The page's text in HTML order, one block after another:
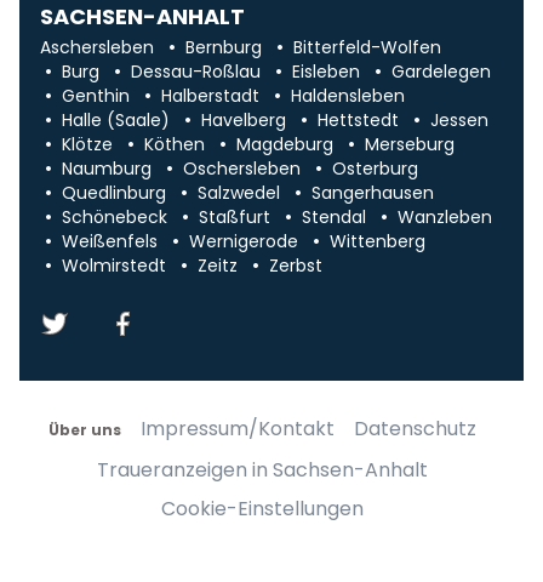
SACHSEN-ANHALT
Aschersleben Bernburg
Bitterfeld-Wolfen
Burg
Dessau-Roßlau Eisleben
Gardelegen
Genthin
Halberstadt
Haldensleben
Halle (Saale)
Havelberg Hettstedt
Jessen
Klötze
Köthen Magdeburg
Merseburg
Naumburg
Oschersleben
Osterburg
Quedlinburg
Salzwedel
Sangerhausen
Schönebeck
Staßfurt Stendal
Wanzleben
Weißenfels
Wernigerode
Wittenberg
Wolmirstedt
Zeitz Zerbst
Über uns Impressum/Kontakt
Datenschutz
Traueranzeigen in Sachsen-Anhalt
Cookie-Einstellungen